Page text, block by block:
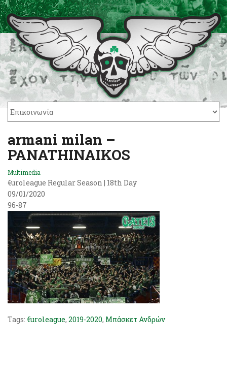
armani milan –
PANATHINAIKOS
Multimedia
€uroleague Regular Season | 18th Day
09/01/2020
96-87
Tags: €uroleague, 2019-2020, Μπάσκετ Ανδρών